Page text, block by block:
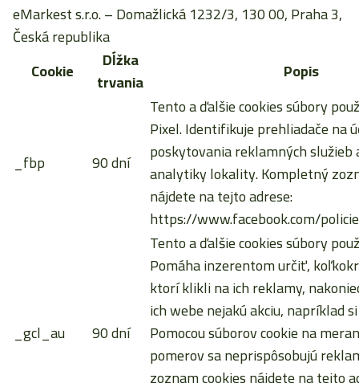
eMarkest s.r.o.– Domažlická 1232/3, 130 00, Praha 3,
Česká republika
Cookie
Dĺžka
trvania
Popis
_fbp 90 dní
Tento a ďalšie cookies súbory
Pixel. Identifikuje prehliadače na
poskytovania reklamných služieb
analytiky lokality. Kompletný
nájdete na tejto adrese:
https://www.facebook.com/
_gcl_au 90 dní
Tento a ďalšie cookies súbory
Pomáha inzerentom určiť,
ktorí klikli na ich reklamy,
ich webe nejakú akciu, napríklad
Pomocou súborov cookie na
pomerov sa neprispôsobujú